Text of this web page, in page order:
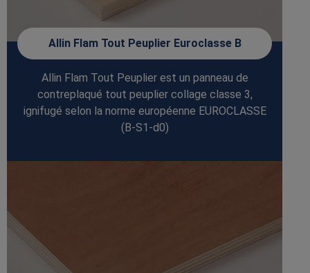
Allin Flam Tout Peuplier Euroclasse B
Allin Flam Tout Peuplier est un panneau de
contreplaqué tout peuplier collage classe 3,
ignifugé selon la norme européenne EUROCLASSE
(B-S1-d0)